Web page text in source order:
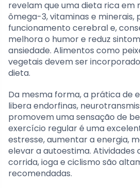
revelam que uma dieta rica em
ômega-3, vitaminas e minerais,
funcionamento cerebral e,
melhora o humor e reduz
ansiedade. Alimentos como
vegetais devem ser
dieta.
Da mesma forma, a prática de
libera endorfinas,
promovem uma sensação de
exercício regular é uma
estresse, aumentar a energia,
elevar a autoestima. Atividades
corrida, ioga e ciclismo são
recomendadas.